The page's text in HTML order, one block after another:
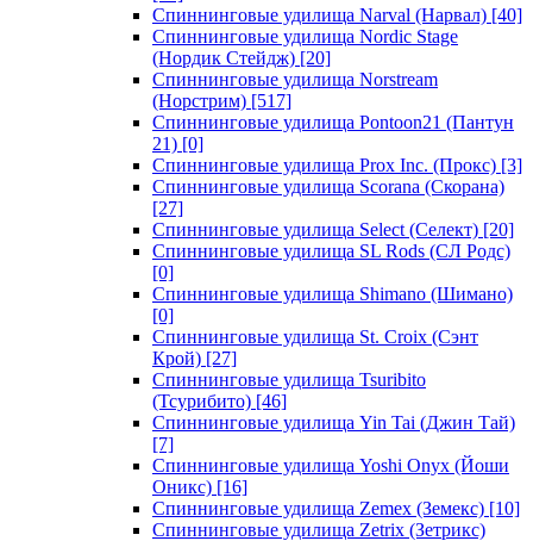
Спиннинговые удилища Narval (Нарвал) [40]
Спиннинговые удилища Nordic Stage
(Нордик Стейдж) [20]
Спиннинговые удилища Norstream
(Норстрим) [517]
Спиннинговые удилища Pontoon21 (Пантун
21) [0]
Спиннинговые удилища Prox Inc. (Прокс) [3]
Спиннинговые удилища Scorana (Скорана)
[27]
Спиннинговые удилища Select (Селект) [20]
Спиннинговые удилища SL Rods (СЛ Родс)
[0]
Спиннинговые удилища Shimano (Шимано)
[0]
Спиннинговые удилища St. Croix (Сэнт
Крой) [27]
Спиннинговые удилища Tsuribito
(Тсурибито) [46]
Спиннинговые удилища Yin Tai (Джин Тай)
[7]
Спиннинговые удилища Yoshi Onyx (Йоши
Оникс) [16]
Спиннинговые удилища Zemex (Земекс) [10]
Спиннинговые удилища Zetrix (Зетрикс)